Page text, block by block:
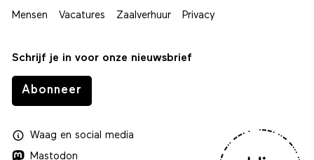
Mensen Vacatures Zaalverhuur Privacy
Schrijf je in voor onze nieuwsbrief
Abonneer
Waagen social media
Mastodon